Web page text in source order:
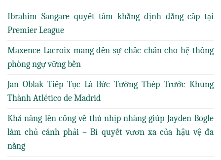
Ibrahim Sangare quyết tâm khẳng định đẳng cấp tại
Premier League
Maxence Lacroix mang đến sự chắc chắn cho hệ thống
phòng ngự vững bền
Jan Oblak Tiếp Tục Là Bức Tường Thép Trước Khung
Thành Atlético de Madrid
Khả năng lên công về thủ nhịp nhàng giúp Jayden Bogle
làm chủ cánh phải – Bí quyết vươn xa của hậu vệ đa
năng